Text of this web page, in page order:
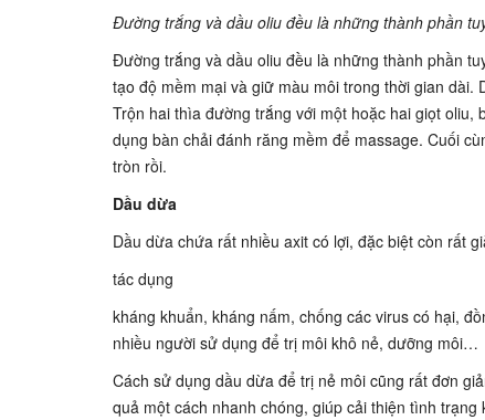
Đường trắng và dầu oliu đều là những thành phần
Đường trắng và dầu oliu đều là những thành phần
tạo độ mềm mại và giữ màu môi trong thời gian dài.
Trộn hai thìa đường trắng với một hoặc hai giọt
dụng bàn chải đánh răng mềm để massage. Cuối
tròn rồi.
Dầu dừa
Dầu dừa chứa rất nhiều axit có lợi, đặc biệt còn rất
tác dụng
kháng khuẩn, kháng nấm, chống các virus có hại,
nhiều người sử dụng để trị môi khô nẻ, dưỡng môi…
Cách sử dụng dầu dừa để trị nẻ môi cũng rất đơn
quả một cách nhanh chóng, giúp cải thiện tình